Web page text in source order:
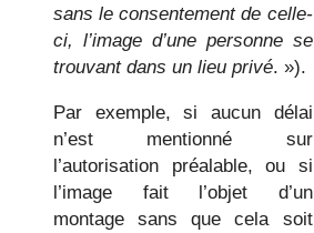
sans le consentement de celle-
ci, l’image d’une personne se
trouvant dans un lieu privé. »).
Par exemple, si aucun délai
n’est mentionné sur
l’autorisation préalable, ou si
l’image fait l’objet d’un
montage sans que cela soit